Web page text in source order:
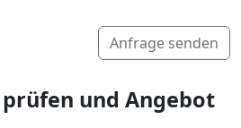
Anfrage senden
und Angebot